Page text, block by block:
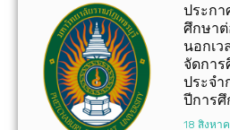
ประก
ศึกษา
นอกเว
จัดกา
ประจ
ปีการ
18 สิงหา